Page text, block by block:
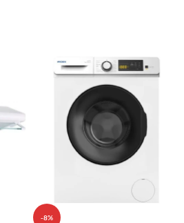
-8%